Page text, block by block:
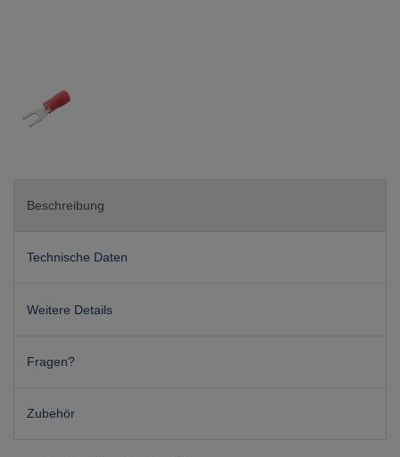
Beschreibung
Technische Daten
Weitere Details
Fragen?
Zubehör